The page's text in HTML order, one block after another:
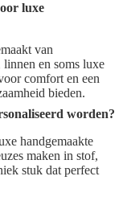
luxe
van
en soms luxe
comfort en een
bieden.
worden?
handgemaakte
maken in stof,
stuk dat perfect